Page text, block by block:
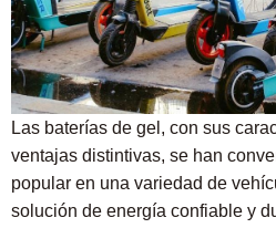
Las baterías de gel, con sus
ventajas distintivas, se han
popular en una variedad de
solución de energía confiable y